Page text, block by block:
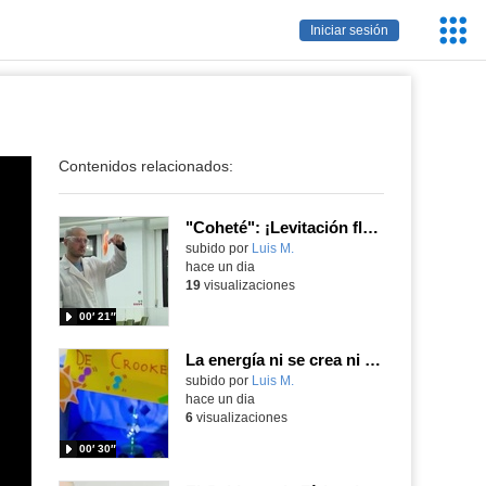
Iniciar sesión
Contenidos relacionados:
"Coheté": ¡Levitación flamígera!
Contenido educativo.
subido por Luis M.
00′ 21″
hace un dia
19visualizaciones
La energía ni se crea ni se destruye... ¡se experimenta! El Tierno en la Feria Madrid es Ciencia 2026
Contenido educativo.
subido por Luis M.
00′ 30″
hace un dia
6visualizaciones